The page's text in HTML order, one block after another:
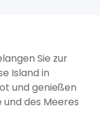
Sie zur
Island in
und genießen
und des Meeres